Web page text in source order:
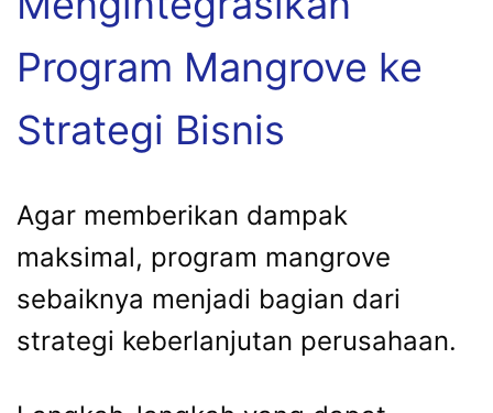
Program Mangrove ke
Strategi Bisnis
Agar memberikan dampak
maksimal, program mangrove
sebaiknya menjadi bagian dari
strategi keberlanjutan perusahaan.